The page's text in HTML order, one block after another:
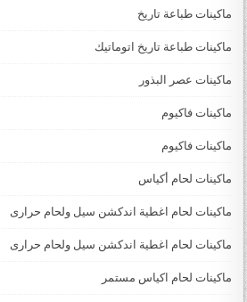
ماكينات طباعة تاريخ
ماكينات طباعة تاريخ اتوماتيك
ماكينات عصر البذور
ماكينات فاكيوم
ماكينات فاكيوم
ماكينات لحام أكياس
ماكينات لحام اغطية اندكشن سيل ولحام حرارى
ماكينات لحام اغطية اندكشن سيل ولحام حرارى
ماكينات لحام اكياس مستمر